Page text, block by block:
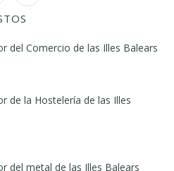
del Comercio de las Illes Balears
de la Hostelería de las Illes
del metal de las Illes Balears